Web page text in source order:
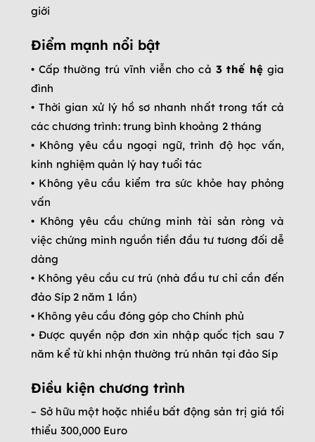
giới
Điểm mạnh nổi bật
• Cấp thường trú vĩnh viễn cho cả 3 thế hệgia
đình
• Thời gian xử lý hồ sơ nhanh nhất trong tất cả
các chương trình: trung bình khoảng 2 tháng
• Không yêu cầu ngoại ngữ, trình độ học vấn,
kinh nghiệm quản lý hay tuổi tác
• Không yêu cầu kiểm tra sức khỏe hay phỏng
vấn
• Không yêu cầu chứng minh tài sản ròng và
việc chứng minh nguồn tiền đầu tư tương đối dễ
dàng
• Không yêu cầu cư trú (nhà đầu tư chỉ cần đến
đảo Síp 2 năm 1 lần)
• Không yêu cầu đóng góp cho Chính phủ
• Được quyền nộp đơn xin nhập quốc tịch sau 7
năm kể từ khi nhận thường trú nhân tại đảo Síp
Điều kiện chương trình
– Sở hữu một hoặc nhiều bất động sản trị giá tối
thiểu 300,000 Euro